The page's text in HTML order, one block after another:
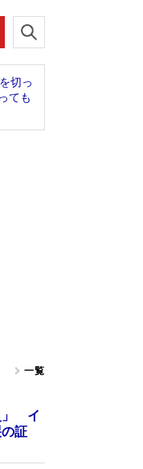
切っ
ても
一覧
」 イ
証